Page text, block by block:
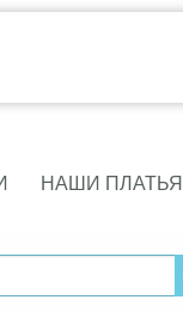
НАШИ ПЛАТЬЯ